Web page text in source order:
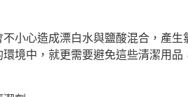
小心造成漂白水與鹽酸混合，產
境中，就更需要避免這些清潔用品